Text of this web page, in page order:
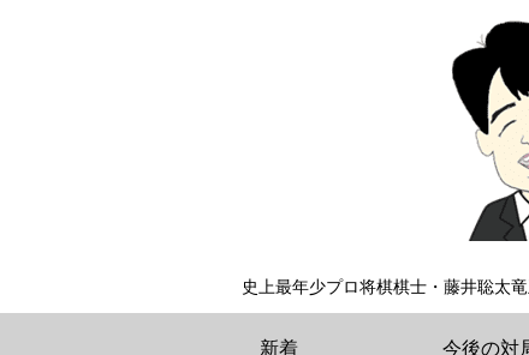
史上最年少プロ将棋棋士・藤井聡太
新着 今後の対